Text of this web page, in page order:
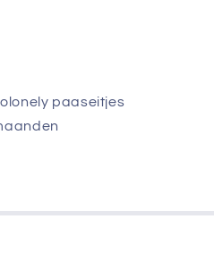
paaseitjes